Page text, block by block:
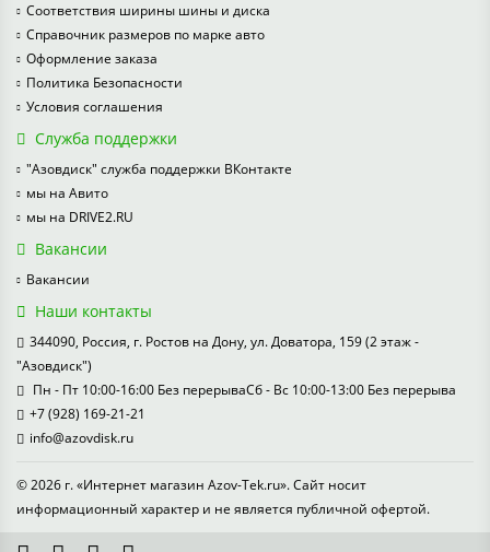
Соответствия ширины шины и диска
Справочник размеров по марке авто
Оформление заказа
Политика Безопасности
Условия соглашения
Служба поддержки
"Азовдиск" служба поддержки ВКонтакте
мы на Авито
мы на DRIVE2.RU
Вакансии
Вакансии
Наши контакты
344090, Россия, г. Ростов на Дону, ул. Доватора, 159 (2 этаж -
"Азовдиск")
Пн - Пт 10:00-16:00 Без перерываСб - Вс 10:00-13:00 Без перерыва
+7 (928) 169-21-21
info@azovdisk.ru
© 2026 г. «Интернет магазин Azov-Tek.ru». Сайт носит
информационный характер и не является публичной офертой.